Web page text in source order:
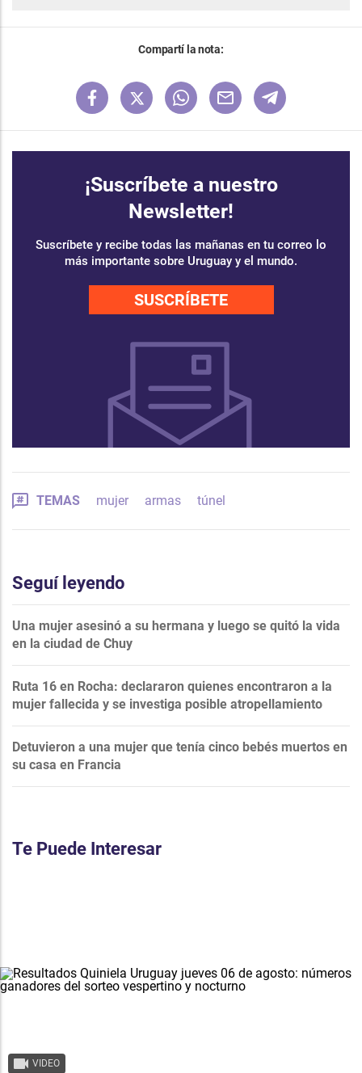
Compartí la nota:
¡Suscríbete a nuestro
Newsletter!
Suscríbete y recibe todas las mañanas en tu correo lo
más importante sobre Uruguay y el mundo.
SUSCRÍBETE
TEMAS mujer armas túnel
Seguí leyendo
Una mujer asesinó a su hermana y luego se quitó la vida
en la ciudad de Chuy
Ruta 16 en Rocha: declararon quienes encontraron a la
mujer fallecida y se investiga posible atropellamiento
Detuvieron a una mujer que tenía cinco bebés muertos en
su casa en Francia
Te Puede Interesar
VIDEO